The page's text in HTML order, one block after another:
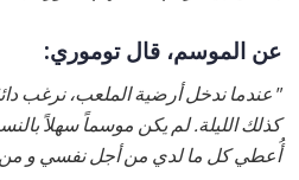
عن الموسم، قال توموري:
"عندما ندخل أرضية الملعب، نرغب
كذلك الليلة. لم يكن موسماً سهلاً
أُعطي كل ما لدي من أجل نفسي و من